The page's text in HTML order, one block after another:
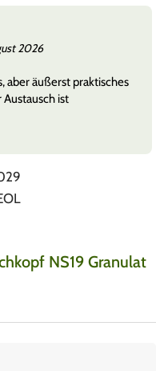
2026
aber äußerst praktisches
ist
NS19 Granulat